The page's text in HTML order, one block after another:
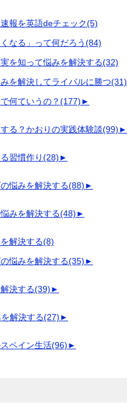
報を英語deチェック(5)
くなる」って何だろう(84)
を知って悩みを解決する(32)
を解決してライバルに勝つ(31)
何ていうの？(177)►
る？かおりの実践体験談(99)►
習慣作り(28)►
悩みを解決する(88)►
みを解決する(48)►
解決する(8)
悩みを解決する(35)►
決する(39)►
解決する(27)►
ペイン生活(96)►